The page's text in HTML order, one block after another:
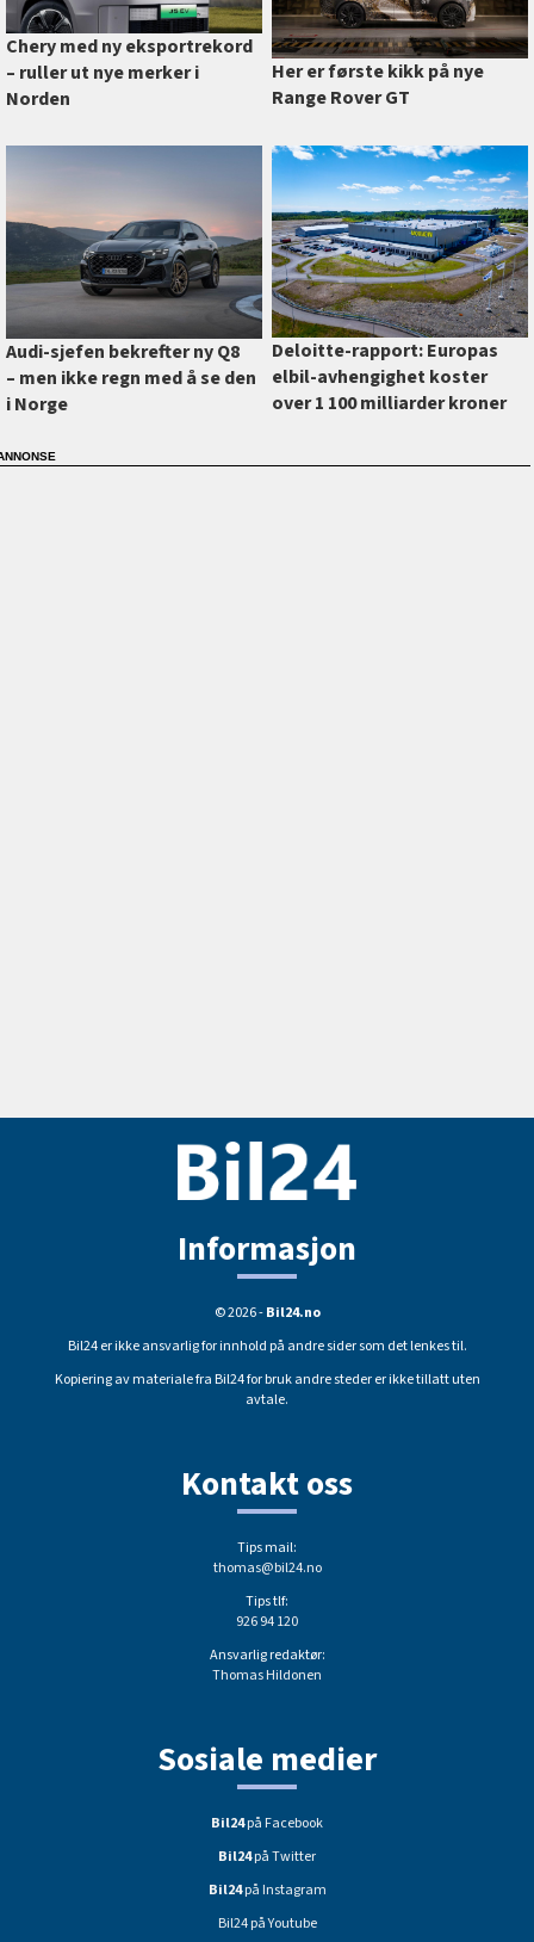
Chery med ny eksportrekord
–⁠ ruller ut nye merker i
Norden
Her er første kikk på nye
Range Rover GT
Audi-sjefen bekrefter ny Q8
–⁠ men ikke regn med å se den
i Norge
Deloitte-rapport: Europas
elbil-avhengighet koster
over 1 100 milliarder kroner
Informasjon
© 2026 -Bil24.no
Bil24 er ikke ansvarlig for innhold på andre sider som det lenkes til.
Kopiering av materiale fra Bil24 for bruk andre steder er ikke tillatt uten
avtale.
Kontakt oss
Tips mail:
thomas@bil24.no
Tips tlf:
926 94 120
Ansvarlig redaktør:
Thomas Hildonen
Sosiale medier
Bil24på Facebook
Bil24på Twitter
Bil24på Instagram
Bil24 på Youtube